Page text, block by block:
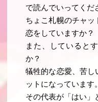
で読んでいってく
ちょこ札幌のチャッ
恋をしていますか？
また、していると
か？
犠牲的な恋愛、苦し
ットになっています。
その代表が「はい」